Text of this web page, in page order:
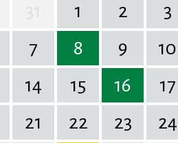
1 2
3
7 8 9
10
14 15 16
17
21 22 23
24